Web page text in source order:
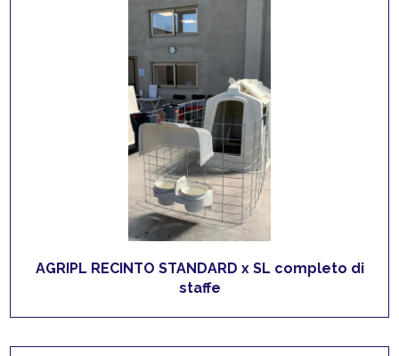
AGRIPL RECINTO STANDARD x SL completo di
staffe